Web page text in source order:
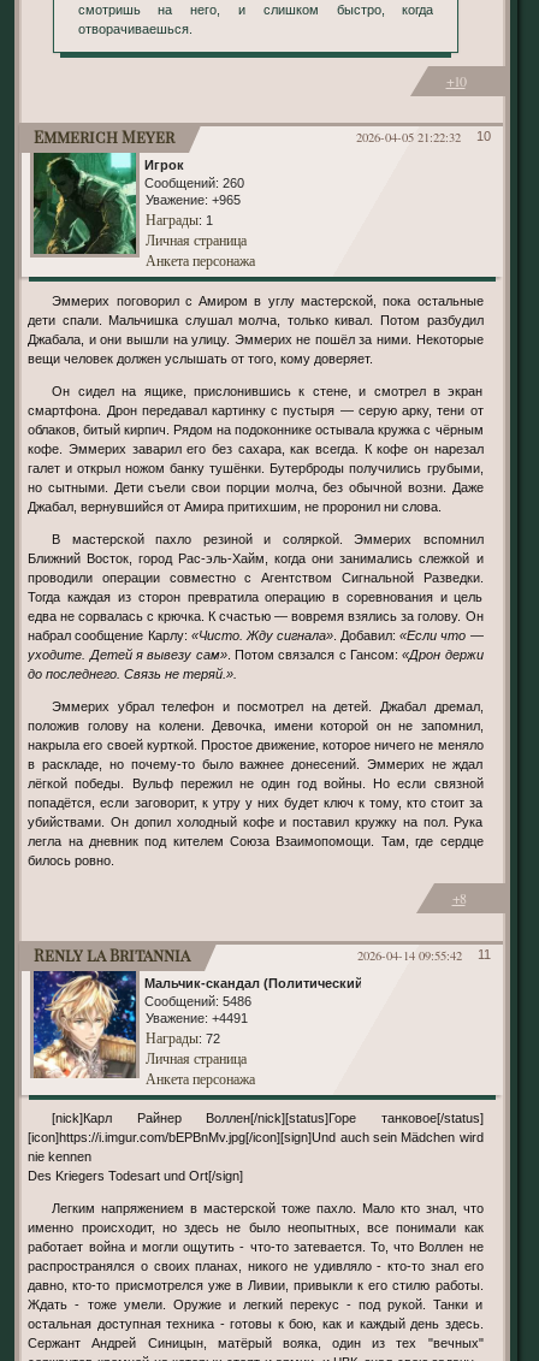
смотришь на него, и слишком быстро, когда
отворачиваешься.
+10
10
2026-04-05 21:22:32
Emmerich Meyer
Игрок
Сообщений: 260
Уважение: +965
Награды: 1
Личная страница
Анкета персонажа
Эммерих поговорил с Амиром в углу мастерской, пока остальные
дети спали. Мальчишка слушал молча, только кивал. Потом разбудил
Джабала, и они вышли на улицу. Эммерих не пошёл за ними. Некоторые
вещи человек должен услышать от того, кому доверяет.
Он сидел на ящике, прислонившись к стене, и смотрел в экран
смартфона. Дрон передавал картинку с пустыря — серую арку, тени от
облаков, битый кирпич. Рядом на подоконнике остывала кружка с чёрным
кофе. Эммерих заварил его без сахара, как всегда. К кофе он нарезал
галет и открыл ножом банку тушёнки. Бутерброды получились грубыми,
но сытными. Дети съели свои порции молча, без обычной возни. Даже
Джабал, вернувшийся от Амира притихшим, не проронил ни слова.
В мастерской пахло резиной и соляркой. Эммерих вспомнил
Ближний Восток, город Рас-эль-Хайм, когда они занимались слежкой и
проводили операции совместно с Агентством Сигнальной Разведки.
Тогда каждая из сторон превратила операцию в соревнования и цель
едва не сорвалась с крючка. К счастью — вовремя взялись за голову. Он
набрал сообщение Карлу: «Чисто. Жду сигнала» . Добавил:«Если что —
уходите. Детей я вывезу сам». Потом связался с Гансом:«Дрон держи
до последнего. Связь не теряй.».
Эммерих убрал телефон и посмотрел на детей. Джабал дремал,
положив голову на колени. Девочка, имени которой он не запомнил,
накрыла его своей курткой. Простое движение, которое ничего не меняло
в раскладе, но почему-то было важнее донесений. Эммерих не ждал
лёгкой победы. Вульф пережил не один год войны. Но если связной
попадётся, если заговорит, к утру у них будет ключ к тому, кто стоит за
убийствами. Он допил холодный кофе и поставил кружку на пол. Рука
легла на дневник под кителем Союза Взаимопомощи. Там, где сердце
билось ровно.
+8
11
2026-04-14 09:55:42
Renly la Britannia
Мальчик-скандал (Политический)
Сообщений: 5486
Уважение: +4491
Награды: 72
Личная страница
Анкета персонажа
[nick]Карл Райнер Воллен[/nick][status]Горе танковое[/status]
[icon]https://i.imgur.com/bEPBnMv.jpg[/icon][sign]Und auch sein Mädchen wird
nie kennen
Des Kriegers Todesart und Ort[/sign]
Легким напряжением в мастерской тоже пахло. Мало кто знал, что
именно происходит, но здесь не было неопытных, все понимали как
работает война и могли ощутить - что-то затевается. То, что Воллен не
распространялся о своих планах, никого не удивляло - кто-то знал его
давно, кто-то присмотрелся уже в Ливии, привыкли к его стилю работы.
Ждать - тоже умели. Оружие и легкий перекус - под рукой. Танки и
остальная доступная техника - готовы к бою, как и каждый день здесь.
Сержант Андрей Синицын, матёрый вояка, один из тех "вечных"